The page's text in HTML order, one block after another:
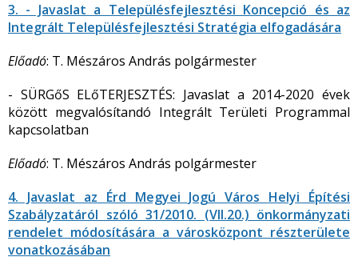
3. - Javaslat a Településfejlesztési Koncepció és az
Integrált Településfejlesztési Stratégia elfogadására
Előadó: T. Mészáros András polgármester
- SÜRGőS ELőTERJESZTÉS: Javaslat a 2014-2020 évek
között megvalósítandó Integrált Területi Programmal
kapcsolatban
Előadó: T. Mészáros András polgármester
4. Javaslat az Érd Megyei Jogú Város Helyi Építési
Szabályzatáról szóló 31/2010. (VII.20.) önkormányzati
rendelet módosítására a városközpont részterülete
vonatkozásában